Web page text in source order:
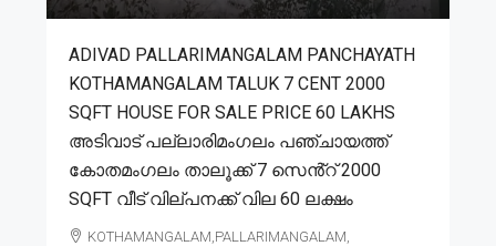
ADIVAD PALLARIMANGALAM PANCHAYATH
KOTHAMANGALAM TALUK 7 CENT 2000
SQFT HOUSE FOR SALE PRICE 60 LAKHS
അടിവാട് പല്ലാരിമംഗലം പഞ്ചായത്ത്
കോതമംഗലം താലൂക്ക് 7 സെൻ്റ് 2000
SQFT വീട് വില്പനക്ക് വില 60 ലക്ഷം
KOTHAMANGALAM,PALLARIMANGALAM,